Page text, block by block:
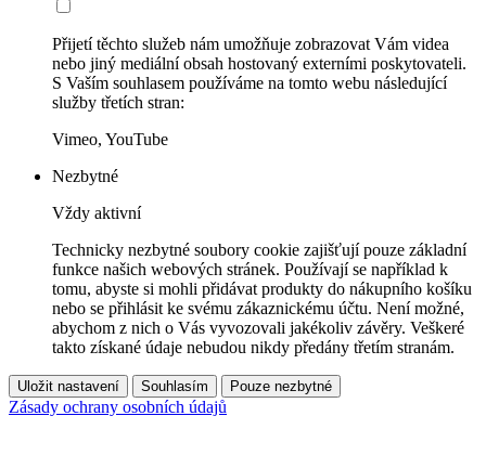
Přijetí těchto služeb nám umožňuje zobrazovat Vám videa
nebo jiný mediální obsah hostovaný externími poskytovateli.
S Vaším souhlasem používáme na tomto webu následující
služby třetích stran:
Vimeo, YouTube
Nezbytné
Vždy aktivní
Technicky nezbytné soubory cookie zajišťují pouze základní
funkce našich webových stránek. Používají se například k
tomu, abyste si mohli přidávat produkty do nákupního košíku
nebo se přihlásit ke svému zákaznickému účtu. Není možné,
abychom z nich o Vás vyvozovali jakékoliv závěry. Veškeré
takto získané údaje nebudou nikdy předány třetím stranám.
Uložit nastavení Souhlasím Pouze nezbytné
Zásady ochrany osobních údajů